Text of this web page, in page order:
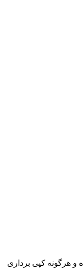
و هرگونه کپی برداری